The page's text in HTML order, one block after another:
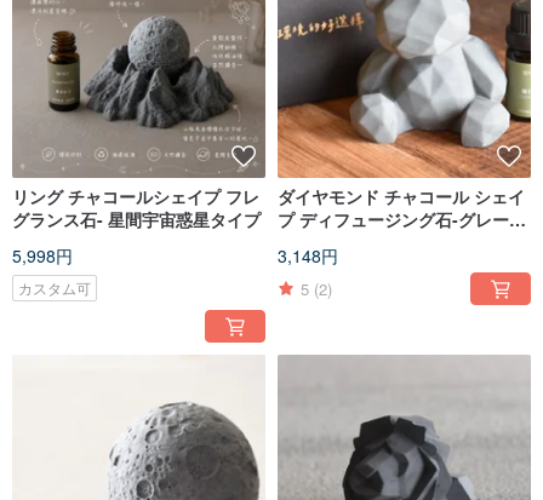
リング チャコールシェイプ フレ
グランス石- 星間宇宙惑星タイプ
5,998円
カスタム可
ダイヤモンド チャコール シェイ
プ ディフュージング石-グレー予
3,148円
5 (2)